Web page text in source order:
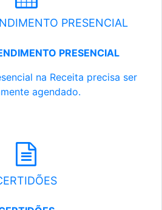
PRESENCIAL
PRESENCIAL
na Receita precisa ser
agendado.